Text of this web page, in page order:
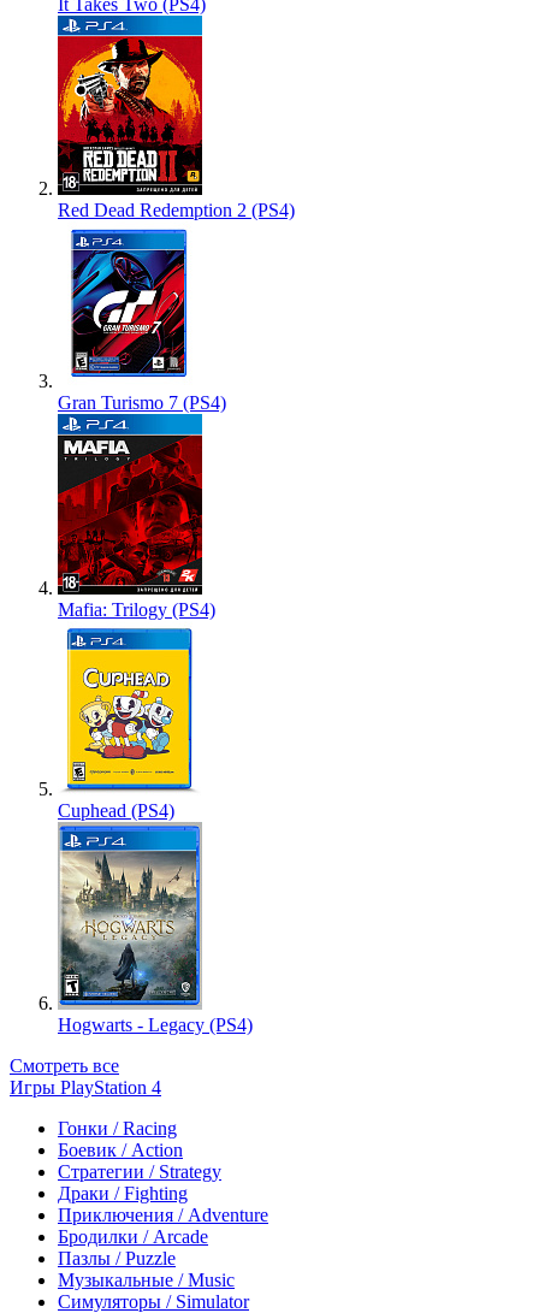
It Takes Two (PS4)
Red Dead Redemption 2 (PS4)
Gran Turismo 7 (PS4)
Mafia: Trilogy (PS4)
Cuphead (PS4)
Hogwarts - Legacy (PS4)
Смотреть все
Игры PlayStation 4
Гонки / Racing
Боевик / Action
Стратегии / Strategy
Драки / Fighting
Приключения / Adventure
Бродилки / Arcade
Пазлы / Puzzle
Музыкальные / Music
Симуляторы / Simulator